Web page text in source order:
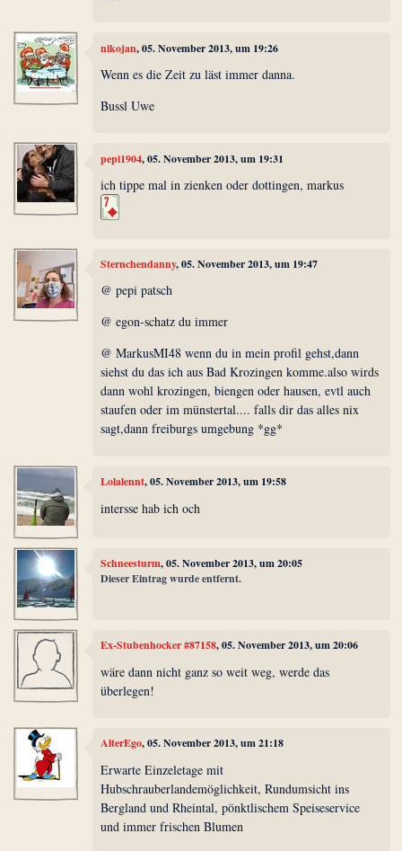
nikojan, 05. November 2013, um 19:26
Wenn es die Zeit zu läst immer danna.
Bussl Uwe
pepi1904, 05. November 2013, um 19:31
ich tippe mal in zienken oder dottingen, markus
Sternchendanny, 05. November 2013, um 19:47
@ pepi patsch
@ egon-schatz du immer
@ MarkusMI48 wenn du in mein profil gehst,dann
siehst du das ich aus Bad Krozingen komme.also wirds
dann wohl krozingen, biengen oder hausen, evtl auch
staufen oder im münstertal.... falls dir das alles nix
sagt,dann freiburgs umgebung *gg*
Lolalennt, 05. November 2013, um 19:58
intersse hab ich och
Schneesturm, 05. November 2013, um 20:05
Dieser Eintrag wurde entfernt.
Ex-Stubenhocker #87158, 05. November 2013, um 20:06
wäre dann nicht ganz so weit weg, werde das
überlegen!
AlterEgo, 05. November 2013, um 21:18
Erwarte Einzeletage mit
Hubschrauberlandemöglichkeit, Rundumsicht ins
Bergland und Rheintal, pönktlischem Speiseservice
und immer frischen Blumen